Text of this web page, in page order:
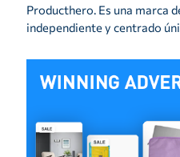
Producthero. Es una marca
independiente y centrado